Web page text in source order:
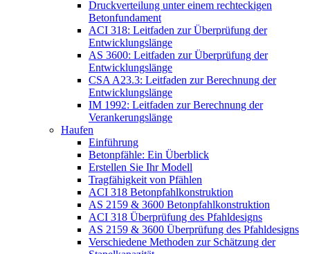
Druckverteilung unter einem rechteckigen
Betonfundament
ACI 318: Leitfaden zur Überprüfung der
Entwicklungslänge
AS 3600: Leitfaden zur Überprüfung der
Entwicklungslänge
CSA A23.3: Leitfaden zur Berechnung der
Entwicklungslänge
IM 1992: Leitfaden zur Berechnung der
Verankerungslänge
Haufen
Einführung
Betonpfähle: Ein Überblick
Erstellen Sie Ihr Modell
Tragfähigkeit von Pfählen
ACI 318 Betonpfahlkonstruktion
AS 2159 & 3600 Betonpfahlkonstruktion
ACI 318 Überprüfung des Pfahldesigns
AS 2159 & 3600 Überprüfung des Pfahldesigns
Verschiedene Methoden zur Schätzung der